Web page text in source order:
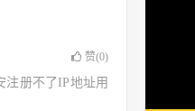
赞(0)
注册不了IP地址用